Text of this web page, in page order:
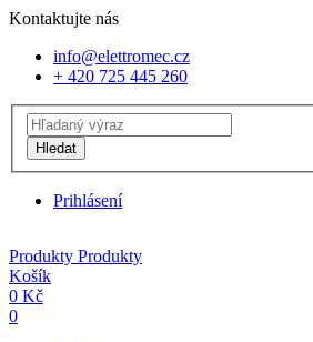
Kontaktujte nás
info@elettromec.cz
+ 420 725 445 260
Hledat
Prihlásení
Produkty Produkty
Košík
0 Kč
0